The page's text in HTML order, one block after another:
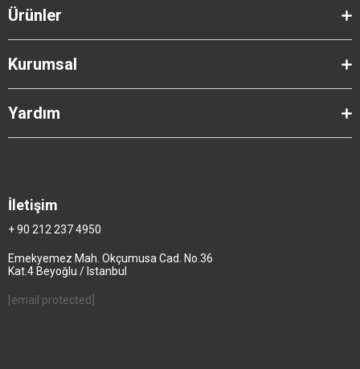
Ürünler
Kurumsal
Yardım
İletişim
+ 90 212 237 4950
Emekyemez Mah. Okçumusa Cad. No.36
Kat.4 Beyoğlu / Istanbul
[email protected]